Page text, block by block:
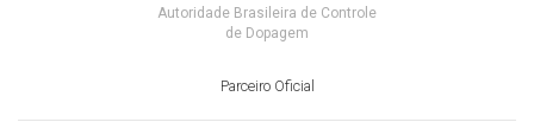
Autoridade Brasileira de Controle
de Dopagem
Parceiro Oficial